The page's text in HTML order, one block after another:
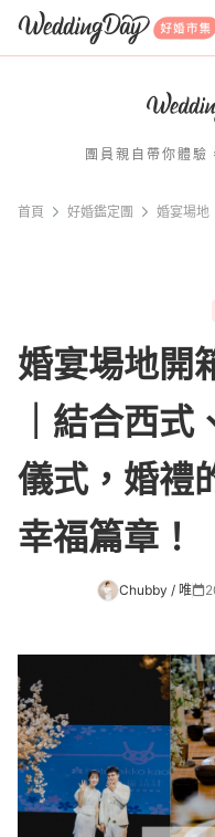
WeddingDay
團員親自帶你體驗
首頁 好婚鑑定團 婚宴場地
婚宴場地開
｜結合西
儀式，婚禮
幸福篇章！
Chubby / 唯